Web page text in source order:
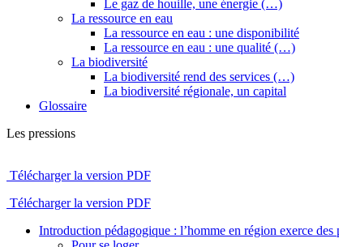
Le gaz de houille, une énergie (…)
La ressource en eau
La ressource en eau : une disponibilité
La ressource en eau : une qualité (…)
La biodiversité
La biodiversité rend des services (…)
La biodiversité régionale, un capital
Glossaire
Les pressions
Télécharger la version PDF
Télécharger la version PDF
Introduction pédagogique : l’homme en région exerce des